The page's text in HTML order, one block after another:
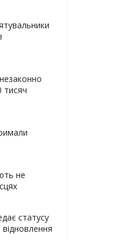
тисяч
не
статусу
відновлення